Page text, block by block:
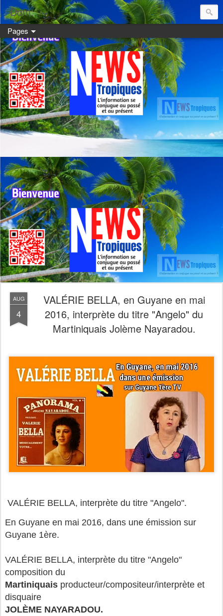
Dom:
Pages
AUG
4
VALÉRIE BELLA, en Guyane en mai
2016, interprète du titre "Angelo" du
Martiniquais Jolème Nayaradou.
VALÉRIE BELLA, interprète du titre "Angelo".
En Guyane en mai 2016, dans une émission sur
Guyane 1ère.
VALÉRIE BELLA, interprète du titre "Angelo"
composition du
Martiniquais producteur/compositeur/interprète et
disquaire
JOLÈME NAYARADOU.